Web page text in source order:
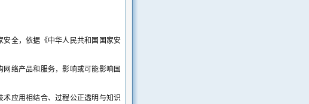
全，依据《中华人民共和国国家安
络产品和服务，影响或可能影响国
应用相结合、过程公正透明与知识